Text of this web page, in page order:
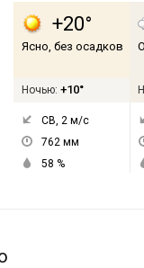
+20°
Ясно, без осадков
Ночью: +10°
СВ, 2 м/с
762 мм
58 %